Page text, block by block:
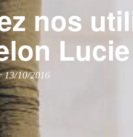
nos
Lucie
13/10/2016